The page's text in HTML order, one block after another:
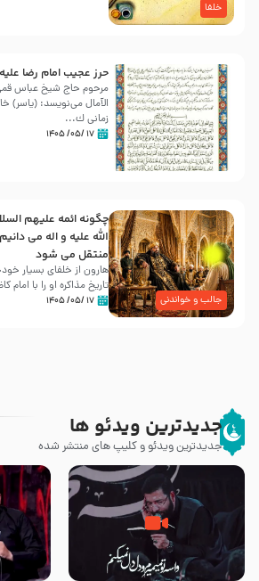
خلفا
حرز عجیب امام رضا
مرحوم حاج شیخ عباس
الآمال می‌نویسد: (ياسر)
زمانى ك...
۱۷ /۰۵/ ۱۴۰۵
جالب و خواندنی
چگونه ائمه علیهم
الله علیه و اله می
منتقل می شود
هارون از خلفای بسیار
تاریخ مذاکره او را با
۱۷ /۰۵/ ۱۴۰۵
جدیدترین ویدئو ها
جدیدترین ویدئو و کلیپ های منتشر شده
مصداق کربلا – حاج حسین سیب
سرخی
شور ،